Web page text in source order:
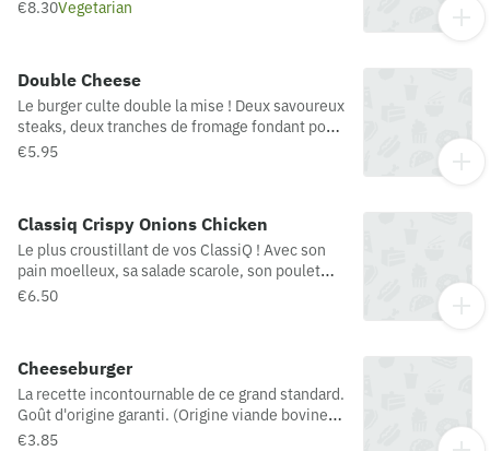
€8.30Vegetarian
Double Cheese
Le burger culte double la mise ! Deux savoureux
steaks, deux tranches de fromage fondant pour
deux fois plus de plaisir à chaque bouchée…
€5.95
Classiq Crispy Onions Chicken
Le plus croustillant de vos ClassiQ ! Avec son
pain moelleux, sa salade scarole, son poulet
croustillant*, sa tranche de fromage fondu, ses
préparation panée au poulet
€6.50
Cheeseburger
La recette incontournable de ce grand standard.
Goût d'origine garanti. (Origine viande bovine
possible : France / Espagne / Pologne)
€3.85